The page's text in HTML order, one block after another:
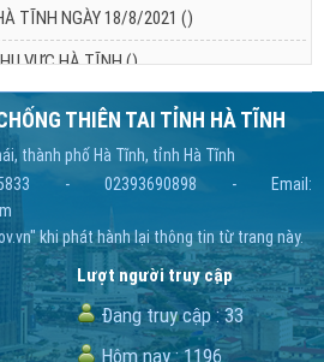
TĨNH NGÀY 18/8/2021 ()
VỰC HÀ TĨNH()
THIÊN TAI TỈNH HÀ TĨNH
thành phố Hà Tĩnh, tỉnh Hà Tĩnh
- 02393690898 - Email:
khi phát hành lại thông tin từ trang này.
Lượt người truy cập
Đang truy cập : 33
Hôm nay : 1196